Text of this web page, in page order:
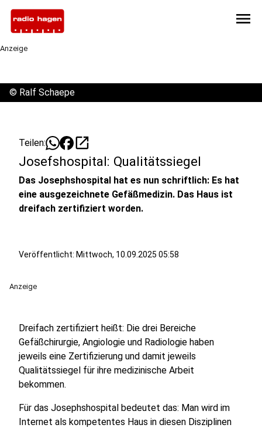
menu
Anzeige
© Ralf Schaepe
Teilen: open_in_new
Josefshospital: Qualitätssiegel
Das Josephshospital hat es nun schriftlich: Es hat
eine ausgezeichnete Gefäßmedizin. Das Haus ist
dreifach zertifiziert worden.
Veröffentlicht: Mittwoch, 10.09.2025 05:58
Anzeige
Dreifach zertifiziert heißt: Die drei Bereiche
Gefäßchirurgie, Angiologie und Radiologie haben
jeweils eine Zertifizierung und damit jeweils
Qualitätssiegel für ihre medizinische Arbeit
bekommen.
Für das Josephshospital bedeutet das: Man wird im
Internet als kompetentes Haus in diesen Disziplinen